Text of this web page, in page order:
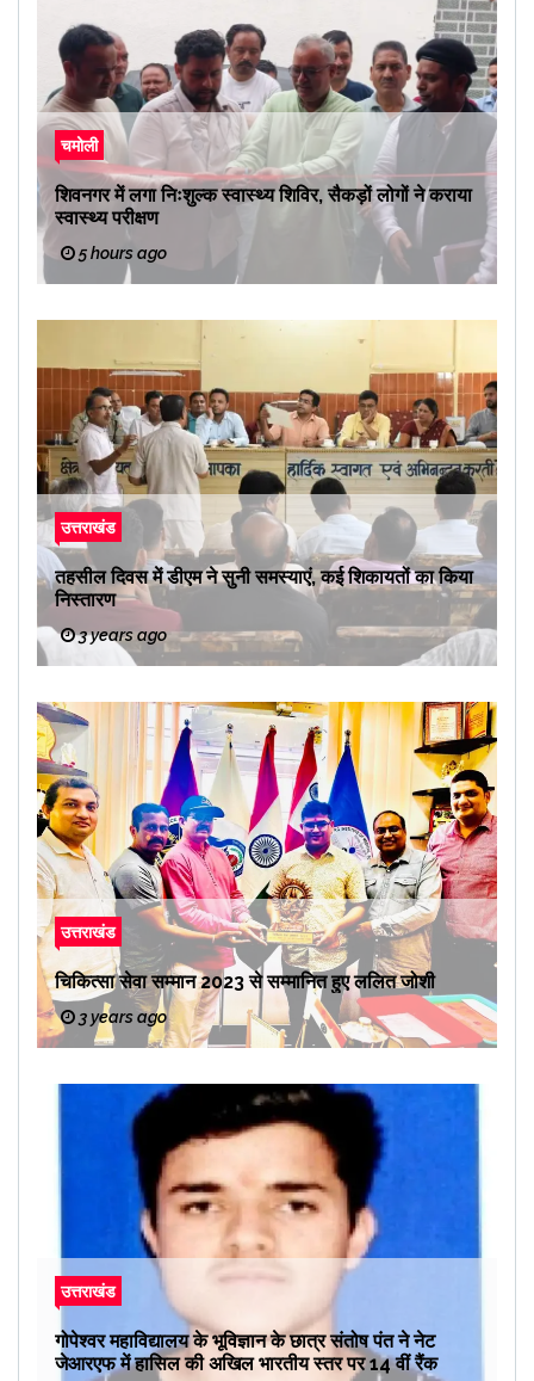
चमोली
शिवनगर में लगा निःशुल्क स्वास्थ्य शिविर, सैकड़ों लोगों ने कराया
स्वास्थ्य परीक्षण
5 hours ago
उत्तराखंड
तहसील दिवस में डीएम ने सुनी समस्याएं, कई शिकायतों का किया
निस्तारण
3 years ago
उत्तराखंड
चिकित्सा सेवा सम्मान 2023 से सम्मानित हुए ललित जोशी
3 years ago
उत्तराखंड
गोपेश्वर महाविद्यालय के भूविज्ञान के छात्र संतोष पंत ने नेट
जेआरएफ में हासिल की अखिल भारतीय स्तर पर 14 वीं रैंक